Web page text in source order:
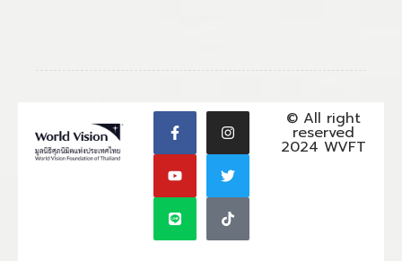
© All right
reserved
2024 WVFT